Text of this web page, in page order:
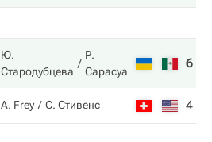
Ю.
Стародубцева
Р.
Сарасуа
6
A. Frey С. Стивенс 4